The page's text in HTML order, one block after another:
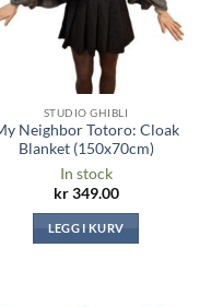
STUDIO GHIBLI
Neighbor Totoro: Cloak
Blanket (150x70cm)
In stock
kr349.00
LEGG I KURV